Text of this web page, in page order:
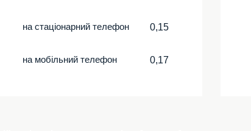
на стаціонарний телефон 0,15
на мобільний телефон 0,17